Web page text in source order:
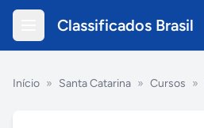
Classificados Brasil
Início » Santa Catarina » Cursos »